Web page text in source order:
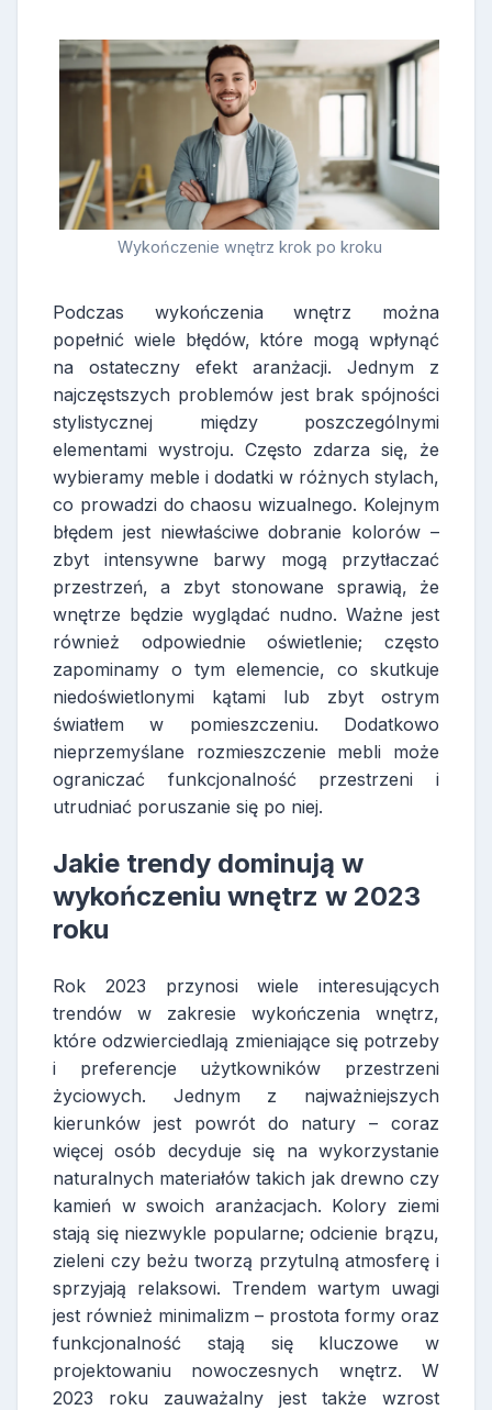
Wykończenie wnętrz krok po kroku
Podczas wykończenia wnętrz można
popełnić wiele błędów, które mogą wpłynąć
na ostateczny efekt aranżacji. Jednym z
najczęstszych problemów jest brak spójności
stylistycznej między poszczególnymi
elementami wystroju. Często zdarza się, że
wybieramy meble i dodatki w różnych stylach,
co prowadzi do chaosu wizualnego. Kolejnym
błędem jest niewłaściwe dobranie kolorów –
zbyt intensywne barwy mogą przytłaczać
przestrzeń, a zbyt stonowane sprawią, że
wnętrze będzie wyglądać nudno. Ważne jest
również odpowiednie oświetlenie; często
zapominamy o tym elemencie, co skutkuje
niedoświetlonymi kątami lub zbyt ostrym
światłem w pomieszczeniu. Dodatkowo
nieprzemyślane rozmieszczenie mebli może
ograniczać funkcjonalność przestrzeni i
utrudniać poruszanie się po niej.
Jakie trendy dominują w
wykończeniu wnętrz w 2023
roku
Rok 2023 przynosi wiele interesujących
trendów w zakresie wykończenia wnętrz,
które odzwierciedlają zmieniające się potrzeby
i preferencje użytkowników przestrzeni
życiowych. Jednym z najważniejszych
kierunków jest powrót do natury – coraz
więcej osób decyduje się na wykorzystanie
naturalnych materiałów takich jak drewno czy
kamień w swoich aranżacjach. Kolory ziemi
stają się niezwykle popularne; odcienie brązu,
zieleni czy beżu tworzą przytulną atmosferę i
sprzyjają relaksowi. Trendem wartym uwagi
jest również minimalizm – prostota formy oraz
funkcjonalność stają się kluczowe w
projektowaniu nowoczesnych wnętrz. W
2023 roku zauważalny jest także wzrost